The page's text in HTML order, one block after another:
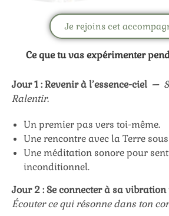
Je rejoins cet
Ce que tu vas expérimenter
Jour 1 : Revenir à l’essence-ciel –
Ralentir.
Un premier pas vers toi-même.
Une rencontre avec la Terre
Une méditation sonore pour
inconditionnel.
Jour 2 : Se connecter à sa
Écouter ce qui résonne dans ton